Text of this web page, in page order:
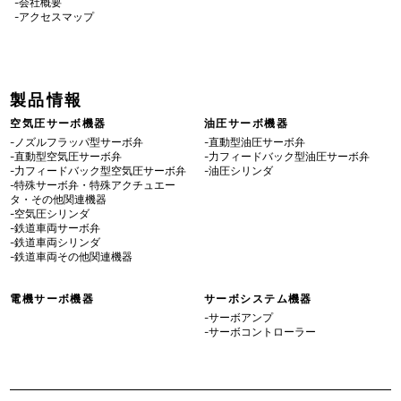
-会社概要
-アクセスマップ
製品情報
空気圧サーボ機器
-ノズルフラッパ型サーボ弁
-直動型空気圧サーボ弁
-力フィードバック型空気圧サーボ弁
-特殊サーボ弁・特殊アクチュエー
タ・その他関連機器
-空気圧シリンダ
-鉄道車両サーボ弁
-鉄道車両シリンダ
-鉄道車両その他関連機器
油圧サーボ機器
-直動型油圧サーボ弁
-力フィードバック型油圧サーボ弁
-油圧シリンダ
電機サーボ機器 サーボシステム機器
-サーボアンプ
-サーボコントローラー